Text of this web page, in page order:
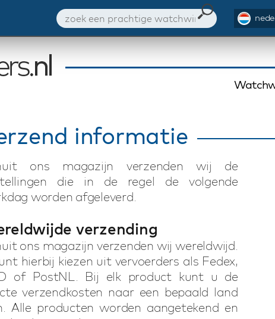
informatie
ons magazijn verzenden wij de
die in de regel de volgende
worden afgeleverd.
verzending
ons magazijn verzenden wij wereldwijd.
hierbij kiezen uit vervoerders als Fedex,
of PostNL. Bij elk product kunt u de
verzendkosten naar een bepaald land
Alle producten worden aangetekend en